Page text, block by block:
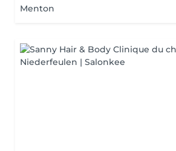
Menton